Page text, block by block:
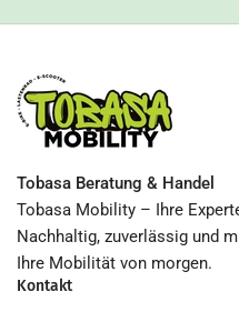
Tobasa Beratung & Handel
Tobasa Mobility – Ihre
Nachhaltig, zuverlässig und
Ihre Mobilität von morgen.
Kontakt